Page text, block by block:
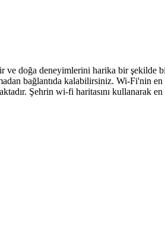
doğa deneyimlerini harika bir şekilde
bağlantıda kalabilirsiniz. Wi-Fi'nin
Şehrin wi-fi haritasını kullanarak